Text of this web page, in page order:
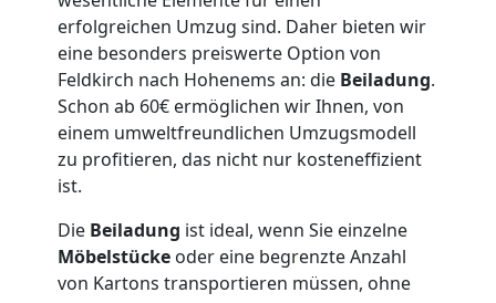
erfolgreichen Umzug sind. Daher bieten wir
eine besonders preiswerte Option von
Feldkirch nach Hohenems an: die Beiladung.
Schon ab 60€ ermöglichen wir Ihnen, von
einem umweltfreundlichen Umzugsmodell
zu profitieren, das nicht nur kosteneffizient
ist.
Die Beiladung ist ideal, wenn Sie einzelne
Möbelstücke oder eine begrenzte Anzahl
von Kartons transportieren müssen, ohne
Möbellift
Feldkirch
Übersiedlung
Feldkirch